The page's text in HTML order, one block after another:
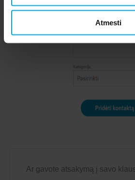
Atmesti
Ar gavote atsakymą į savo